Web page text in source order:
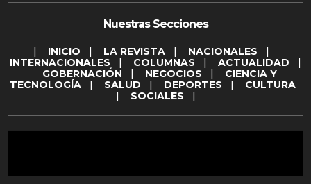
Nuestras Secciones
| INICIO | LA REVISTA | NACIONALES |
INTERNACIONALES | COLUMNAS | ACTUALIDAD |
GOBERNACIÓN | NEGOCIOS | CIENCIA Y
TECNOLOGÍA | SALUD | DEPORTES | CULTURA
| SOCIALES |